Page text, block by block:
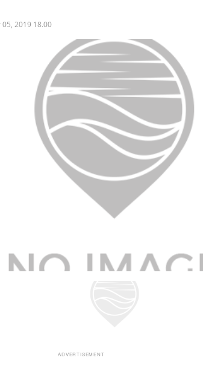
2019 18.00
ADVERTISEMENT